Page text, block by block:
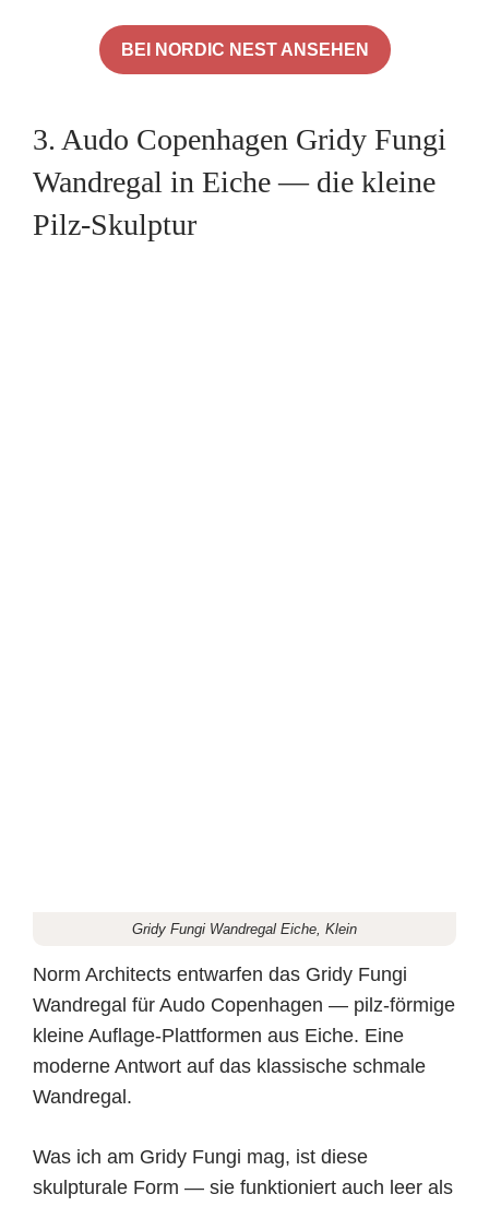
BEI NORDIC NEST ANSEHEN
3. Audo Copenhagen Gridy Fungi
Wandregal in Eiche — die kleine
Pilz-Skulptur
Gridy Fungi Wandregal Eiche, Klein
Norm Architects entwarfen das Gridy Fungi
Wandregal für Audo Copenhagen — pilz-förmige
kleine Auflage-Plattformen aus Eiche. Eine
moderne Antwort auf das klassische schmale
Wandregal.
Was ich am Gridy Fungi mag, ist diese
skulpturale Form — sie funktioniert auch leer als